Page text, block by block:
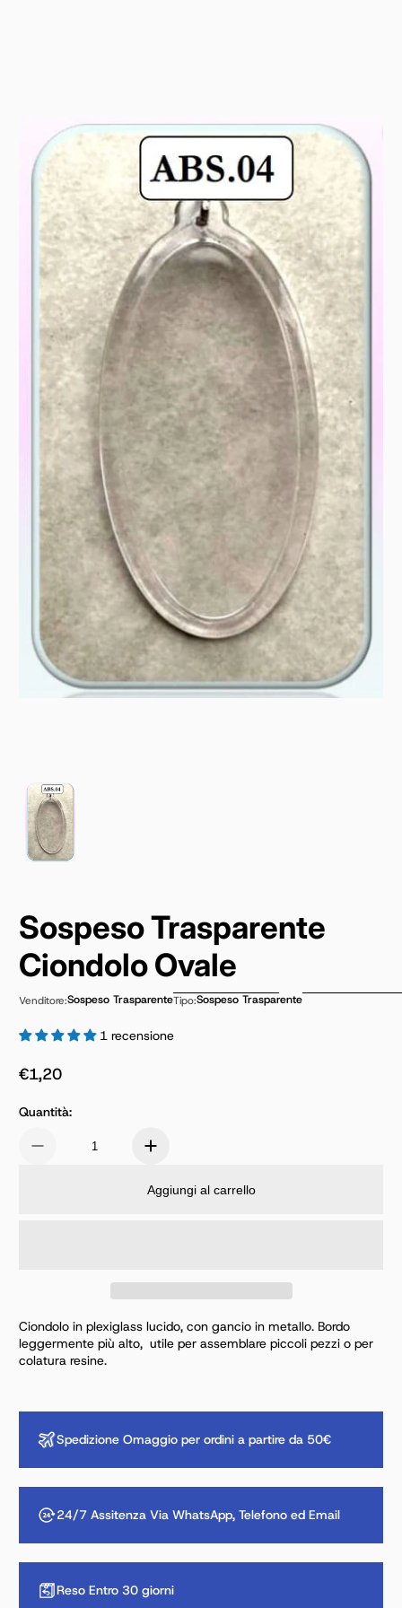
Sospeso Trasparente
Ciondolo Ovale
Venditore:Sospeso TrasparenteTipo:Sospeso Trasparente
1 recensione
Prezzo normale
€1,20
Quantità:
Aggiungi al carrello
Ciondolo in plexiglass lucido, con gancio in metallo. Bordo
leggermente più alto, utile per assemblare piccoli pezzi o per
colatura resine.
Spedizione Omaggio per ordini a partire da 50€
24/7 Assitenza Via WhatsApp, Telefono ed Email
Reso Entro 30 giorni